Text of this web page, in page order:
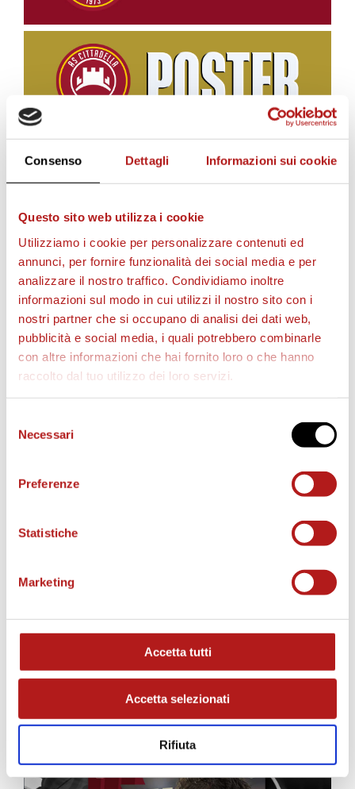
Consenso Dettagli Informazioni sui cookie
Questo sito web utilizza i cookie
Utilizziamo i cookie per personalizzare contenuti ed
annunci, per fornire funzionalità dei social media e per
analizzare il nostro traffico. Condividiamo inoltre
informazioni sul modo in cui utilizzi il nostro sito con i
nostri partner che si occupano di analisi dei dati web,
pubblicità e social media, i quali potrebbero combinarle
con altre informazioni che hai fornito loro o che hanno
raccolto dal tuo utilizzo dei loro servizi.
delNecessari
Preferenze
Statistiche
Marketing
Accetta tutti
Accetta selezionati
Rifiuta
BIGLIETTI
AS CITTADELLA STORE
MATCH PROGRAM